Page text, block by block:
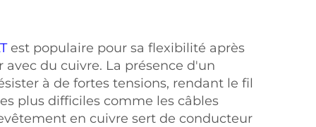
est populaire pour sa flexibilité après
du cuivre. La présence d'un
à de fortes tensions, rendant le fil
plus difficiles comme les câbles
en cuivre sert de conducteur